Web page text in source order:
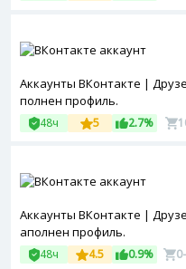
Аккаунты ВКонтакте |
полнен профиль.
48ч 5 2.7%
Аккаунты ВКонтакте |
аполнен профиль.
48ч 4.5 0.9%